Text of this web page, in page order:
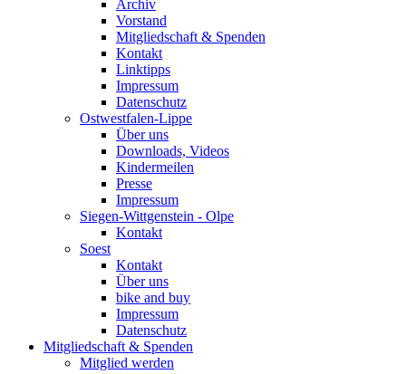
Archiv
Vorstand
Mitgliedschaft & Spenden
Kontakt
Linktipps
Impressum
Datenschutz
Ostwestfalen-Lippe
Über uns
Downloads, Videos
Kindermeilen
Presse
Impressum
Siegen-Wittgenstein - Olpe
Kontakt
Soest
Kontakt
Über uns
bike and buy
Impressum
Datenschutz
Mitgliedschaft & Spenden
Mitglied werden